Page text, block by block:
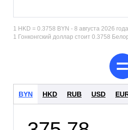
1 HKD = 0.3758 BYN - 8 августа 2026
1 Гонконгский доллар стоит 0.3758
BYN HKD RUB USD